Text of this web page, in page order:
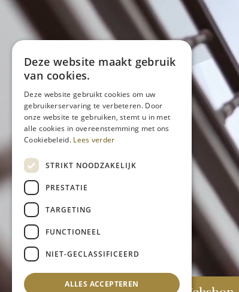
Deze website maakt gebruik
van cookies.
Deze website gebruikt cookies om uw
gebruikerservaring te verbeteren. Door
onze website te gebruiken, stemt u in met
alle cookies in overeenstemming met ons
Cookiebeleid. Lees verder
STRIKT NOODZAKELIJK
PRESTATIE
TARGETING
FUNCTIONEEL
NIET-GECLASSIFICEERD
ALLES ACCEPTEREN